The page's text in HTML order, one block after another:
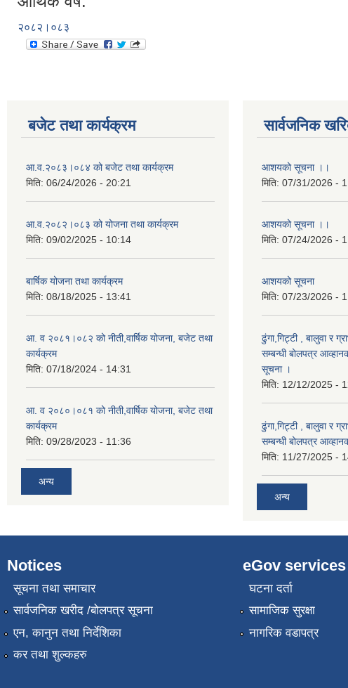
२०८२।०८३
बजेट तथा कार्यक्रम
आ.व.२०८३।०८४ को बजेट तथा कार्यक्रम
मिति: 06/24/2026 - 20:21
आ.व.२०८२।०८३ को योजना तथा कार्यक्रम
मिति: 09/02/2025 - 10:14
बार्षिक योजना तथा कार्यक्रम
मिति: 08/18/2025 - 13:41
आ. व २०८१।०८२ को नीती,वार्षिक योजना, बजेट तथा
कार्यक्रम
मिति: 07/18/2024 - 14:31
आ. व २०८०।०८१ को नीती,वार्षिक योजना, बजेट तथा
कार्यक्रम
मिति: 09/28/2023 - 11:36
अन्य
सार्वजनिक
आशयको सूचना ।।
मिति: 07/31/2026 -
आशयको सूचना ।।
मिति: 07/24/2026 -
आशयको सूचना
मिति: 07/23/2026 -
ढुंगा,गिट्टी , बालुवा र
सम्बन्धी बोलपत्र
सूचना ।
मिति: 12/12/2025 -
ढुंगा,गिट्टी , बालुवा र
सम्बन्धी बोलपत्र
मिति: 11/27/2025 -
अन्य
Notices
सूचना तथा समाचार
सार्वजनिक खरीद /बोलपत्र सूचना
एन, कानुन तथा निर्देशिका
कर तथा शुल्कहरु
eGov services
घटना दर्ता
सामाजिक सुरक्षा
नागरिक वडापत्र